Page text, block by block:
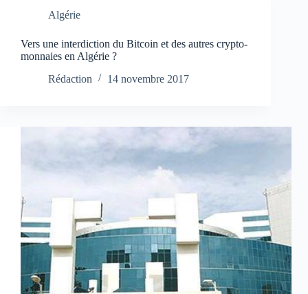
Algérie
Vers une interdiction du Bitcoin et des autres crypto-
monnaies en Algérie ?
Rédaction
14 novembre 2017